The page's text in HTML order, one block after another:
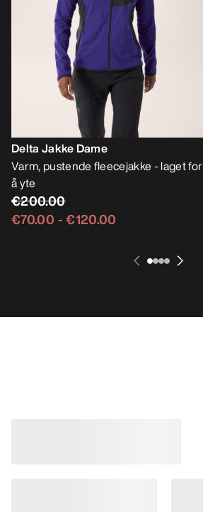
Delta Jakke Dame
Varm, pustende fleecejakke - laget for
å yte
€200.00
€70.00 -€120.00